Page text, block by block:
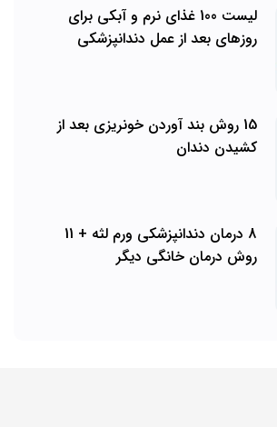
لیست 100 غذای نرم و آبکی برای
روزهای بعد از عمل دندانپزشکی
15 روش بند آوردن خونریزی بعد از
کشیدن دندان
8 درمان دندانپزشکی ورم لثه + 11
روش درمان خانگی دیگر